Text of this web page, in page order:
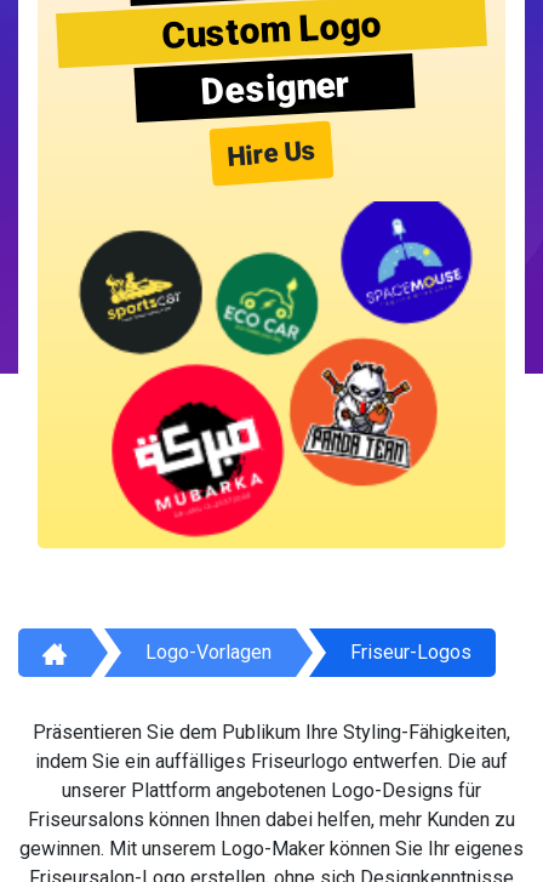
Custom Logo
Designer
Hire Us
Logo-Vorlagen Friseur-Logos
Präsentieren Sie dem Publikum Ihre Styling-Fähigkeiten,
indem Sie ein auffälliges Friseurlogo entwerfen. Die auf
unserer Plattform angebotenen Logo-Designs für
Friseursalons können Ihnen dabei helfen, mehr Kunden zu
gewinnen. Mit unserem Logo-Maker können Sie Ihr eigenes